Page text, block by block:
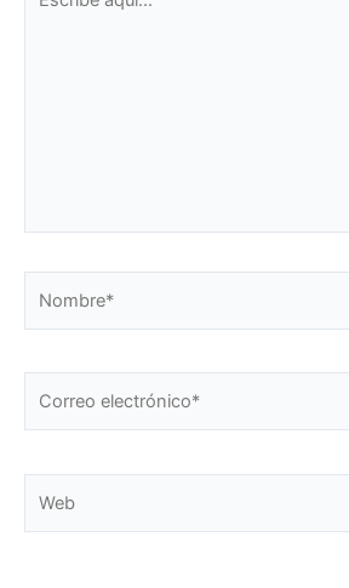
aquí...